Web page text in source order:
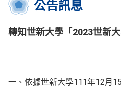
公告訊息
轉知世新大學「2023世新大
一、依據世新大學111年12月